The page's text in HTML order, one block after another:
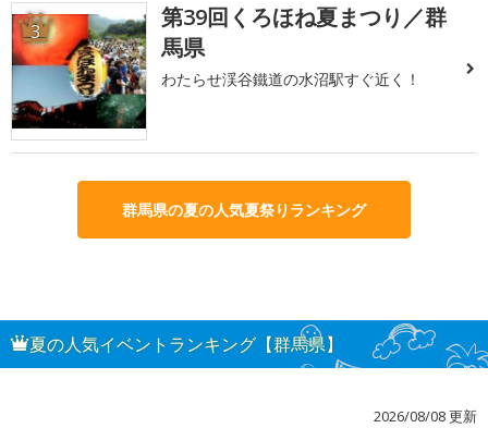
3
第39回くろほね夏まつり／群
馬県
わたらせ渓谷鐵道の水沼駅すぐ近く！
群馬県の夏の人気夏祭りランキング
夏の人気イベントランキング【群馬県】
2026/08/08 更新